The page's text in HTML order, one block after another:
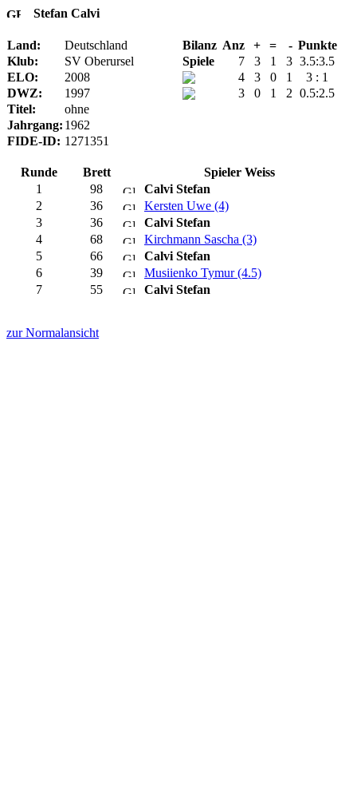
Stefan Calvi
Land: Deutschland Bilanz Anz + = - Punkte
Klub:
SV Oberursel Spiele 7 3 1 3 3.5:3.5
ELO:
2008 4 3 0 1
3 : 1
DWZ:
1997 3 0 1 2 0.5:2.5
Titel:
ohne
Jahrgang: 1962
FIDE-ID: 1271351
Runde Brett
Spieler Weiss
1
98
Calvi Stefan
2
36
Kersten Uwe (4)
3
36
Calvi Stefan
4
68
Kirchmann Sascha (3)
5
66
Calvi Stefan
6
39
Musiienko Tymur (4.5)
7
55 Calvi Stefan
zur Normalansicht